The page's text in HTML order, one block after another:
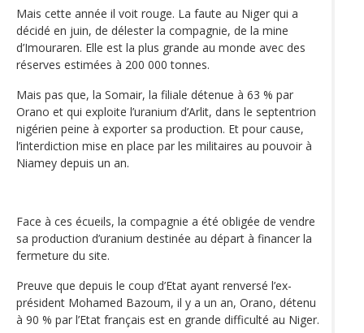
Mais cette année il voit rouge. La faute au Niger qui a
décidé en juin, de délester la compagnie, de la mine
d’Imouraren. Elle est la plus grande au monde avec des
réserves estimées à 200 000 tonnes.
Mais pas que, la Somair, la filiale détenue à 63 % par
Orano et qui exploite l’uranium d’Arlit, dans le septentrion
nigérien peine à exporter sa production. Et pour cause,
l’interdiction mise en place par les militaires au pouvoir à
Niamey depuis un an.
Face à ces écueils, la compagnie a été obligée de vendre
sa production d’uranium destinée au départ à financer la
fermeture du site.
Preuve que depuis le coup d’Etat ayant renversé l’ex-
président Mohamed Bazoum, il y a un an, Orano, détenu
à 90 % par l’Etat français est en grande difficulté au Niger.